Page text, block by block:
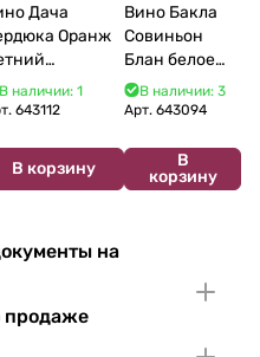
Дача
Оранж
750 мл
наличии: 1
643112
В корзину
Вино Бакла
Совиньон
Блан белое
сухое 750 мл
12%
В наличии: 3
Арт.643094
В
корзину
на
продаже